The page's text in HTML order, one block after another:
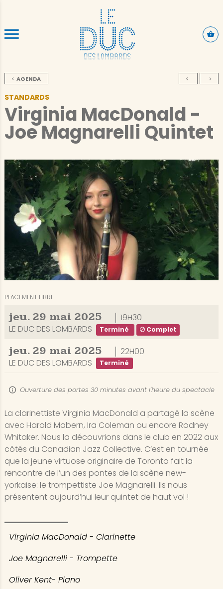
ALLER AU CONTENU PRINCIPAL
AGENDA
STANDARDS
Virginia MacDonald -
Joe Magnarelli Quintet
PLACEMENT LIBRE
jeu. 29 mai 2025
19H30
LE DUC DES LOMBARDS
Terminé Complet
jeu. 29 mai 2025
22H00
LE DUC DES LOMBARDS
Terminé
Ouverture des portes 30 minutes avant l'heure du spectacle
La clarinettiste Virginia MacDonald a partagé la scène
avec Harold Mabern, Ira Coleman ou encore Rodney
Whitaker. Nous la découvrions dans le club en 2022 aux
côtés du Canadian Jazz Collective. C’est en tournée
que la jeune virtuose originaire de Toronto fait la
rencontre de l’un des pontes de la scène new-
yorkaise: le trompettiste Joe Magnarelli. Ils nous
présentent aujourd’hui leur quintet de haut vol !
Virginia MacDonald - Clarinette
Joe Magnarelli - Trompette
Oliver Kent- Piano